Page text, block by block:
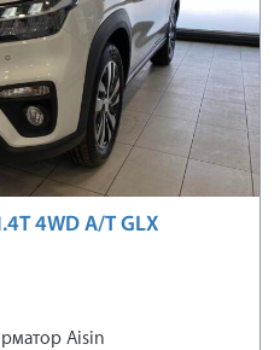
4WD A/T GLX
Aisin